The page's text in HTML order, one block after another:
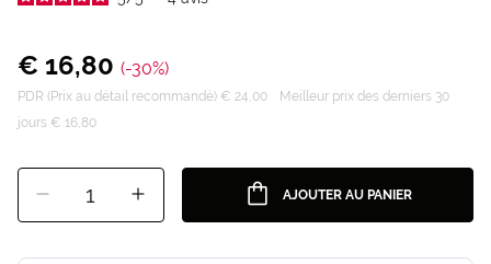
€ 16,80 (-30%)
PDR (Prix au détail recommandé) € 24,00
Meilleur prix des derniers 30
jours € 16,80
1 AJOUTER AU PANIER